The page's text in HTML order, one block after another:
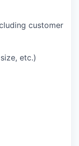
customer
etc.)